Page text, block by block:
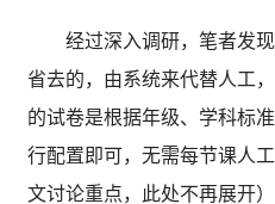
经过深入调研，笔者发
省去的，由系统来代替人工
的试卷是根据年级、学科标
行配置即可，无需每节课人
文讨论重点，此处不再展开